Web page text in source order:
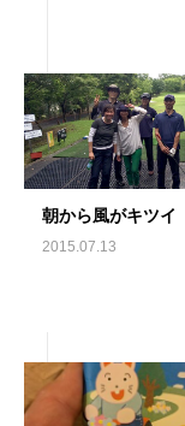
朝から風がキツイ
2015.07.13